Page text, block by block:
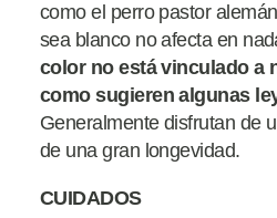
como el perro pastor
sea blanco no afecta en
color no está vinculado a
como sugieren algunas
Generalmente disfrutan de
de una gran longevidad.
CUIDADOS